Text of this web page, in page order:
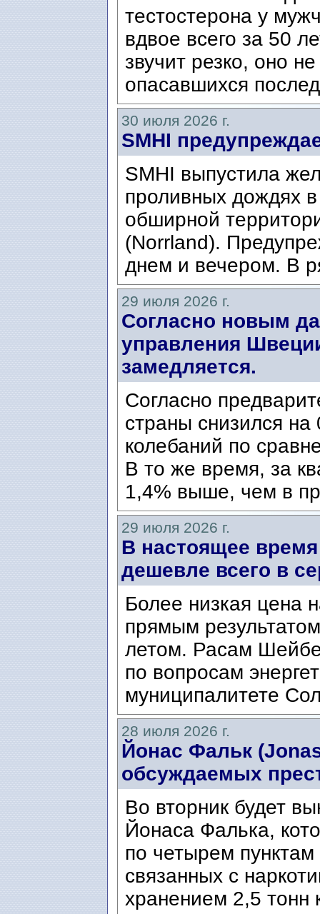
тестостерона у
вдвое всего за 50
звучит резко, оно
опасавшихся
30 июля 2026 г.
SMHI
SMHI выпустила
проливных дождях
обширной
(Norrland).
днем ​​и вечером. В
29 июля 2026 г.
Согласно новым
управления
замедляется.
Согласно
страны снизился
колебаний по
В то же время, за
1,4% выше, чем в
29 июля 2026 г.
В настоящее
дешевле всего в
Более низкая цена
прямым
летом. Расам
по вопросам
муниципалитете
28 июля 2026 г.
Йонас Фальк
обсуждаемых
Во вторник будет
Йонаса Фалька,
по четырем
связанных с
хранением 2,5 тонн